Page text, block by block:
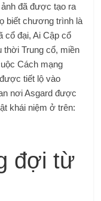
đã được tạo ra
biết chương trình là
cổ đại, Ai Cập cổ
thời Trung cổ, miền
Cách mạng
tiết lộ vào
nơi Asgard được
khái niệm ở trên:
đợi từ